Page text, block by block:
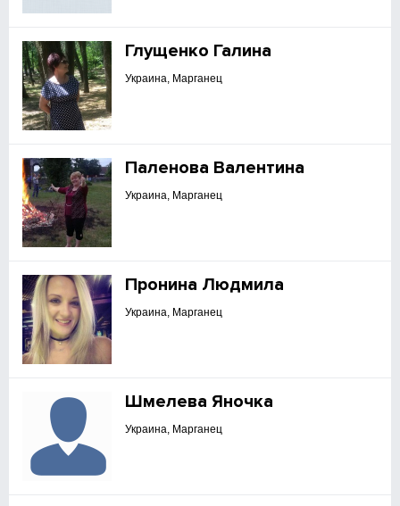
Глущенко Галина
Украина, Марганец
Паленова Валентина
Украина, Марганец
Пронина Людмила
Украина, Марганец
Шмелева Яночка
Украина, Марганец